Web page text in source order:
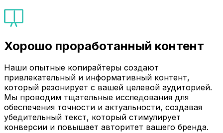
Хорошо проработанный контент
Наши опытные копирайтеры создают
привлекательный и информативный контент,
который резонирует с вашей целевой аудиторией.
Мы проводим тщательные исследования для
обеспечения точности и актуальности, создавая
убедительный текст, который стимулирует
конверсии и повышает авторитет вашего бренда.